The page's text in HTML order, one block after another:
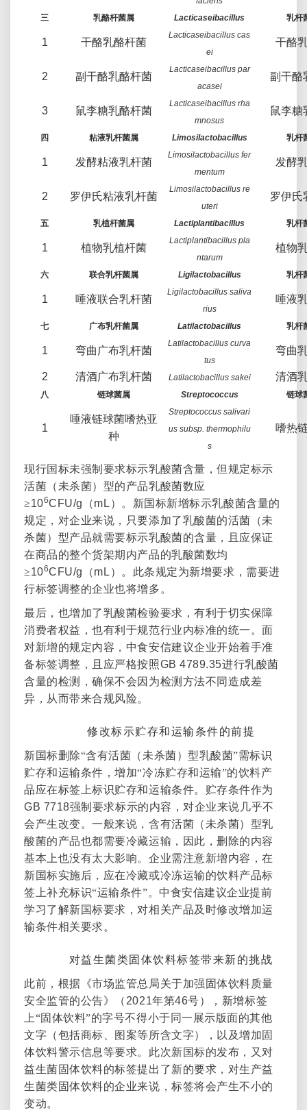
三
乳酪杆菌属 Lacticaseibacillus 乳杆
1 干酪乳酪杆菌
Lacticaseibacillus cas
ei
干酪
2 副干酪乳酪杆菌
Lacticaseibacillus par
acasei
副干酪
3 鼠李糖乳酪杆菌
Lacticaseibacillus rha
mnosus
鼠李糖
四 粘液乳杆菌属 Limosilactobacillus 乳杆
1 发酵粘液乳杆菌
Limosilactobacillus fer
mentum
发酵
2 罗伊氏粘液乳杆菌
Limosilactobacillus re
uteri
罗伊氏
五 乳植杆菌属 Lactiplantibacillus 乳杆
1 植物乳植杆菌
Lactiplantibacillus pla
ntarum
植物
六 联合乳杆菌属 Ligilactobacillus 乳杆
1 唾液联合乳杆菌
Ligilactobacillus saliva
rius
唾液
七 广布乳杆菌属 Latilactobacillus 乳杆
1 弯曲广布乳杆菌
Latilactobacillus curva
tus
弯曲
2 清酒广布乳杆菌 Latilactobacillus sakei 清酒
八 链球菌属 Streptococcus 链球
1
唾液链球菌嗜热亚
种
Streptococcus salivari
us subsp. thermophilu
s
嗜热
现行国标未强制要求标示乳酸菌含量，但规定标示
活菌（未杀菌）型的产品乳酸菌数应
≥106CFU/g （mL ）。新国标新增标示乳酸菌含量的
规定，对企业来说，只要添加了乳酸菌的活菌（未
杀菌）型产品就需要标示乳酸菌的含量，且应保证
在商品的整个货架期内产品的乳酸菌数均
≥106CFU/g （mL ）。此条规定为新增要求，需要进
行标签调整的企业也将增多。
最后，也增加了乳酸菌检验要求，有利于切实保障
消费者权益，也有利于规范行业内标准的统一。面
对新增的规定内容，中食安信建议企业开始着手准
备标签调整，且应严格按照GB 4789.35进行乳酸菌
含量的检测，确保不会因为检测方法不同造成差
异，从而带来合规风险。
修改标示贮存和运输条件的前提
新国标删除“含有活菌（未杀菌）型乳酸菌”需标识
贮存和运输条件，增加“冷冻贮存和运输”的饮料产
品应在标签上标识贮存和运输条件。贮存条件作为
GB 7718强制要求标示的内容，对企业来说几乎不
会产生改变。一般来说，含有活菌（未杀菌）型乳
酸菌的产品也都需要冷藏运输，因此，删除的内容
基本上也没有太大影响。企业需注意新增内容，在
新国标实施后，应在冷藏或冷冻运输的饮料产品标
签上补充标识“运输条件”。中食安信建议企业提前
学习了解新国标要求，对相关产品及时修改增加运
输条件相关要求。
对益生菌类固体饮料标签带来新的挑战
此前，根据《市场监管总局关于加强固体饮料质量
安全监管的公告》（ 2021年第46号），新增标签
上“固体饮料”的字号不得小于同一展示版面的其他
文字（包括商标、图案等所含文字），以及增加固
体饮料警示信息等要求。此次新国标的发布，又对
益生菌固体饮料的标签提出了新的要求，对生产益
生菌类固体饮料的企业来说，标签将会产生不小的
变动。